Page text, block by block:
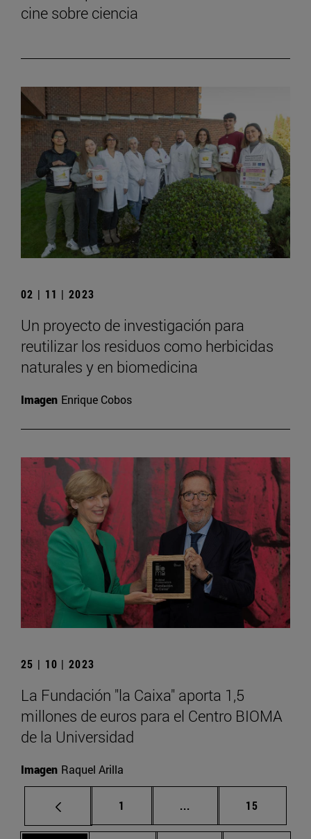
cine sobre ciencia
02 | 11 | 2023
Un proyecto de investigación para
reutilizar los residuos como herbicidas
naturales y en biomedicina
Imagen Enrique Cobos
25 | 10 | 2023
La Fundación "la Caixa" aporta 1,5
millones de euros para el Centro BIOMA
de la Universidad
Imagen Raquel Arilla
Página
1 ... Páginas intermedias
Página
15